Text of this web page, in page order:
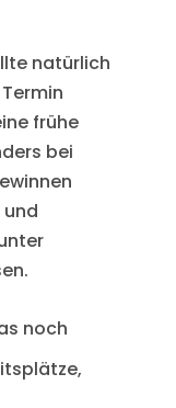
natürlich
frühe
bei
noch